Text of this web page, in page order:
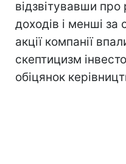
відзвітувавши про
доходів і менші за
акції компанії
скептицизм
обіцянок